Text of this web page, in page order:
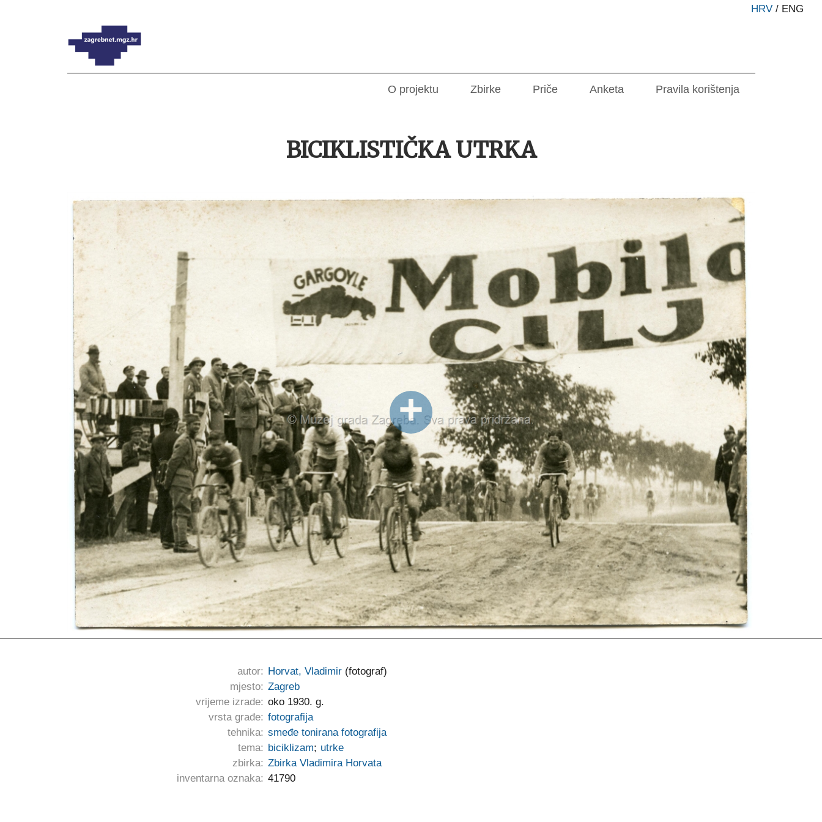
HRV / ENG
O projektu Zbirke Priče Anketa Pravila korištenja
BICIKLISTIČKA UTRKA
autor: Horvat, Vladimir (fotograf)
mjesto: Zagreb
vrijeme izrade: oko 1930. g.
vrsta građe: fotografija
tehnika: smeđe tonirana fotografija
tema: biciklizam; utrke
zbirka: Zbirka Vladimira Horvata
inventarna oznaka: 41790